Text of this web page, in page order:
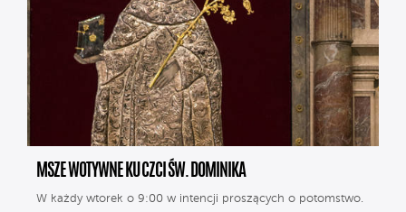
MSZE WOTYWNE KU CZCI ŚW. DOMINIKA
W każdy wtorek o 9:00 w intencji proszących o potomstwo.